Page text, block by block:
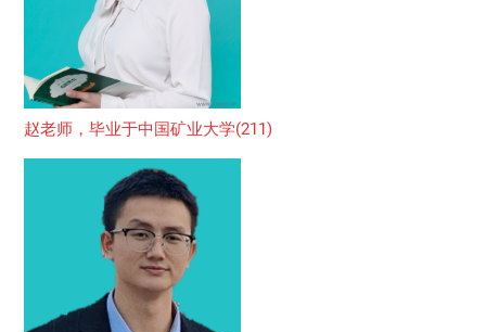
赵老师，毕业于中国矿业大学(211)